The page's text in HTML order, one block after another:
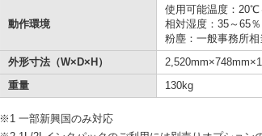
動作環境
使用可能温度：
相対湿度：35～65
粉塵：一般事務所相
外形寸法（W×D×H）
重量
130kg
※1 一部新興国のみ対応